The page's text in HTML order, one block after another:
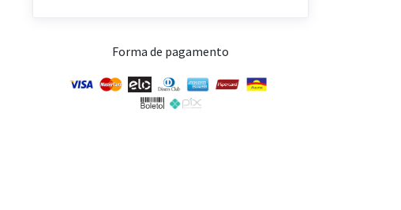
Forma de pagamento